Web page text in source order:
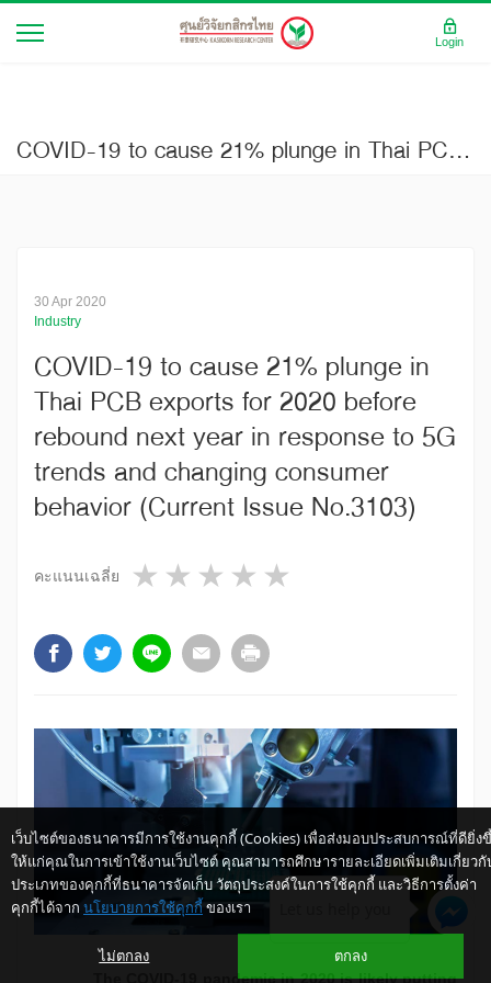
COVID-19 to cause 21% plunge in Thai PCB exports for 2020 before rebound next year in response to 5G trends and changing consumer behavior (Current Issue No.3103)
30 Apr 2020
Industry
COVID-19 to cause 21% plunge in
Thai PCB exports for 2020 before
rebound next year in response to 5G
trends and changing consumer
behavior (Current Issue No.3103)
คะแนนเฉลี่ย 4 stars
3 stars
2 stars
1 star
The COVID-19 pandemic in 2020 is likely putting
เว็บไซต์ของธนาคารมีการใช้งานคุกกี้ (Cookies) เพื่อส่งมอบประสบการณ์ที่ดียิ่ง
ให้แก่คุณในการเข้าใช้งานเว็บไซต์ คุณสามารถศึกษารายละเอียดเพิ่มเติมเกี่ยวกั
ประเภทของคุกกี้ที่ธนาคารจัดเก็บ วัตถุประสงค์ในการใช้คุกกี้ และวิธีการตั้งค่า
คุกกี้ได้จาก นโยบายการใช้คุกกี้ ของเรา
ไม่ตกลง ตกลง
Login